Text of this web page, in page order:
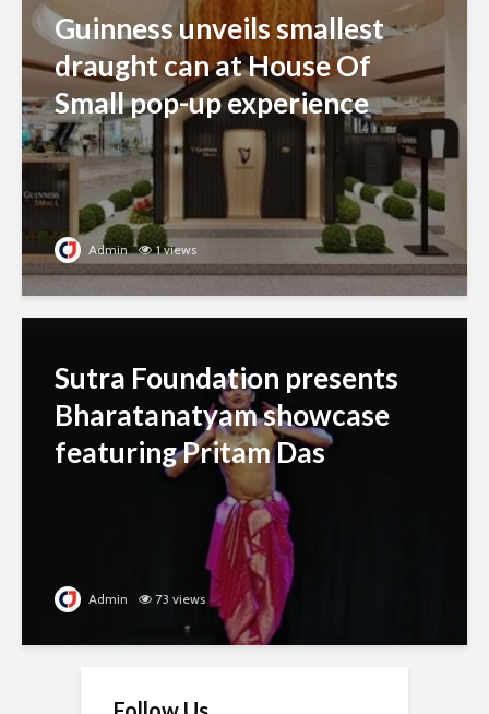
Guinness unveils smallest
draught can at House Of
Small pop-up experience
Admin 1 views
Sutra Foundation presents
Bharatanatyam showcase
featuring Pritam Das
Admin 73 views